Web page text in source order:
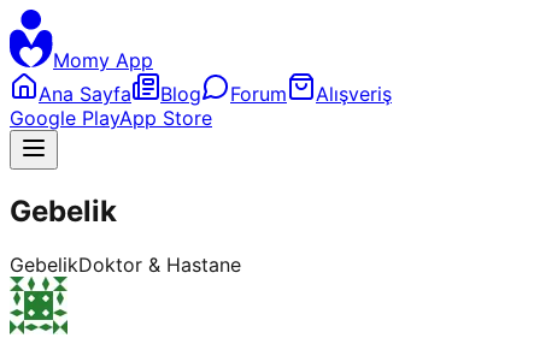
Momy App
Ana Sayfa
Blog Forum
Alışveriş
Google PlayApp Store
Gebelik
GebelikDoktor & Hastane